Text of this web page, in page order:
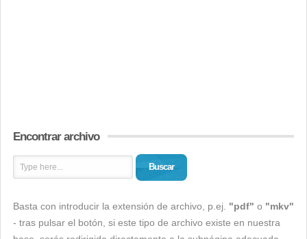
Encontrar archivo
Buscar
Basta con introducir la extensión de archivo, p.ej. "pdf" o "mkv"
- tras pulsar el botón, si este tipo de archivo existe en nuestra